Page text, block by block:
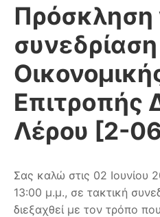
Πρόσκληση
Επιτροπής
Λέρου [2-
Σας καλώ στις 02 Ιουνίου
13:00 μ.μ., σε τακτική
διεξαχθεί με τον τρόπο